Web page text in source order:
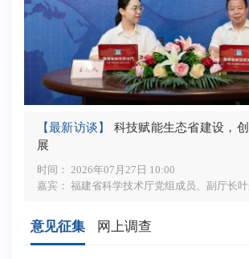
【最新访谈】
科技赋能生态省建设，
展
时间： 2026年07月27日 10:00
嘉宾： 福建省科学技术厅党组成员、副厅长
意见征集 网上调查